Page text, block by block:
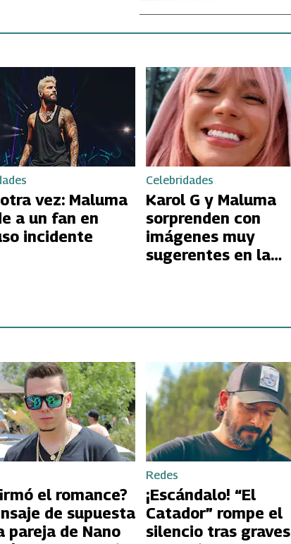
vez: Maluma
a un fan en
incidente
Celebridades
Karol G y Maluma
sorprenden con
imágenes muy
sugerentes en la
el romance?
de supuesta
pareja de Nano
Redes
¡Escándalo! “El
Catador” rompe el
silencio tras graves